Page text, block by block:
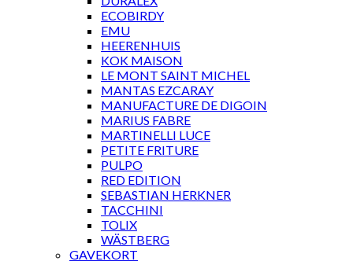
ECOBIRDY
EMU
HEERENHUIS
KOK MAISON
LE MONT SAINT MICHEL
MANTAS EZCARAY
MANUFACTURE DE DIGOIN
MARIUS FABRE
MARTINELLI LUCE
PETITE FRITURE
PULPO
RED EDITION
SEBASTIAN HERKNER
TACCHINI
TOLIX
WÄSTBERG
GAVEKORT